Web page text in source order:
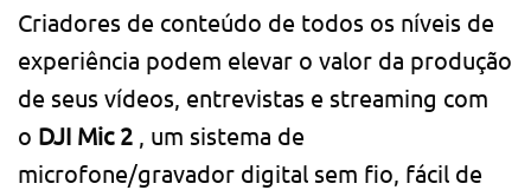
Criadores de conteúdo de todos os níveis de
experiência podem elevar o valor da produção
de seus vídeos, entrevistas e streaming com
o DJI Mic 2 , um sistema de
microfone/gravador digital sem fio, fácil de